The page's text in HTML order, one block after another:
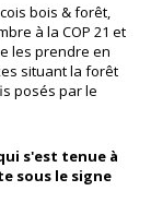
bois & forêt,
à la COP 21 et
les prendre en
situant la forêt
posés par le
s'est tenue à
sous le signe